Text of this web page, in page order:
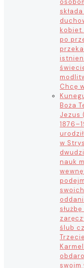
po
Chcę
Boża
Jezus
w
nauk
ślub
swoim